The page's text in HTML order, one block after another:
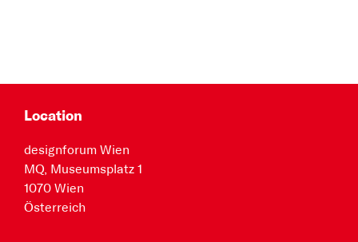
Location
designforum Wien
MQ, Museumsplatz 1
1070 Wien
Österreich